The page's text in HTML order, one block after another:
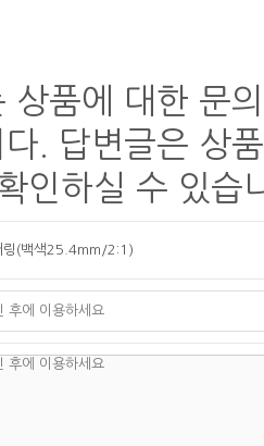
상품에 대한 문
다. 답변글은 상
인하실 수 있습
링(백색25.4mm/2:1)